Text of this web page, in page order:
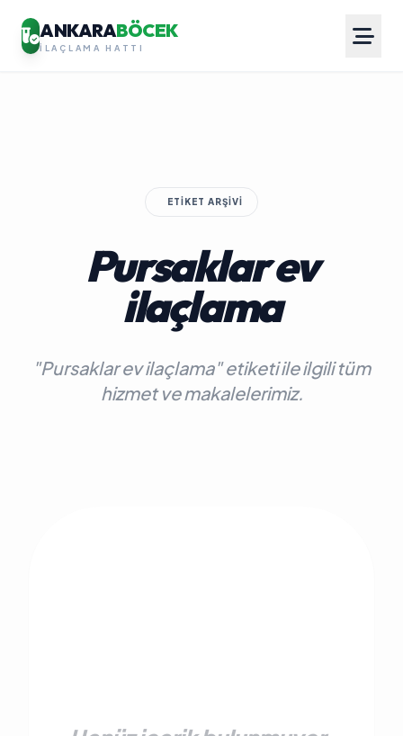
ANKARABÖCEK
İLAÇLAMA HATTI
ETIKET ARŞIVI
Pursaklar ev
ilaçlama
"Pursaklar ev ilaçlama" etiketi ile ilgili tüm
hizmet ve makalelerimiz.